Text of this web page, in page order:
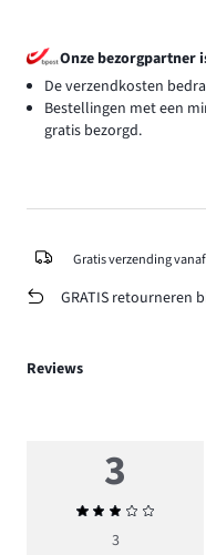
Onze bezorgpartner
De verzendkosten
Bestellingen met een
gratis bezorgd.
Gratis verzending
GRATIS retourneren
Reviews
3
Gemiddelde
beoordeling
3